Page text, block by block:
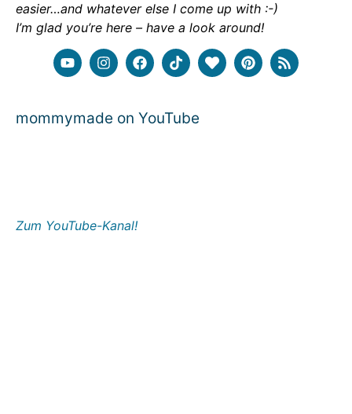
easier…and whatever else I come up with :-)
I’m glad you’re here – have a look around!
mommymade on YouTube
Zum YouTube-Kanal!